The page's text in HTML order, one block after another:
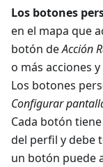
Los botones
en el mapa que
botón deAcción
o más acciones
Los botones
Configurar
Cada botón
del perfil y debe
un botón puede